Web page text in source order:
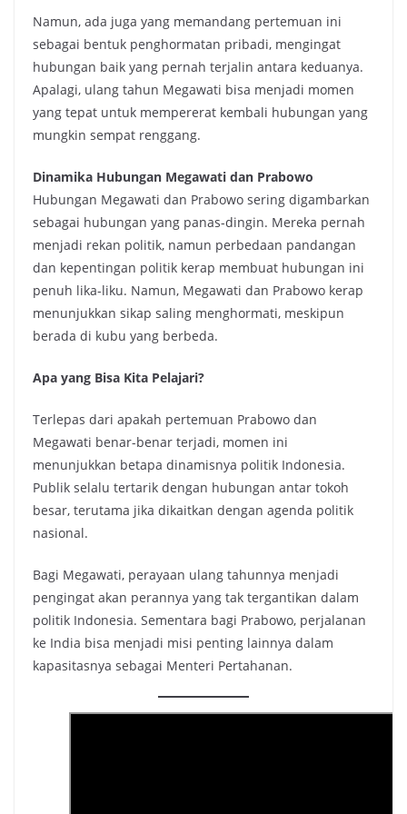
Namun, ada juga yang memandang pertemuan ini
sebagai bentuk penghormatan pribadi, mengingat
hubungan baik yang pernah terjalin antara keduanya.
Apalagi, ulang tahun Megawati bisa menjadi momen
yang tepat untuk mempererat kembali hubungan yang
mungkin sempat renggang.
Dinamika Hubungan Megawati dan Prabowo
Hubungan Megawati dan Prabowo sering digambarkan
sebagai hubungan yang panas-dingin. Mereka pernah
menjadi rekan politik, namun perbedaan pandangan
dan kepentingan politik kerap membuat hubungan ini
penuh lika-liku. Namun, Megawati dan Prabowo kerap
menunjukkan sikap saling menghormati, meskipun
berada di kubu yang berbeda.
Apa yang Bisa Kita Pelajari?
Terlepas dari apakah pertemuan Prabowo dan
Megawati benar-benar terjadi, momen ini
menunjukkan betapa dinamisnya politik Indonesia.
Publik selalu tertarik dengan hubungan antar tokoh
besar, terutama jika dikaitkan dengan agenda politik
nasional.
Bagi Megawati, perayaan ulang tahunnya menjadi
pengingat akan perannya yang tak tergantikan dalam
politik Indonesia. Sementara bagi Prabowo, perjalanan
ke India bisa menjadi misi penting lainnya dalam
kapasitasnya sebagai Menteri Pertahanan.